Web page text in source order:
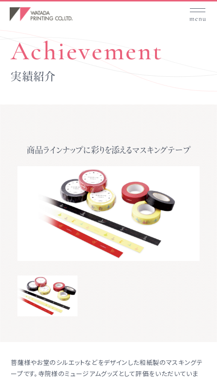
Achievement
実績紹介
商品ラインナップに彩りを添えるマスキングテープ
菩薩様やお堂のシルエットなどをデザインした和紙製のマスキングテ
ープです。寺院様のミュージアムグッズとして評価をいただいていま